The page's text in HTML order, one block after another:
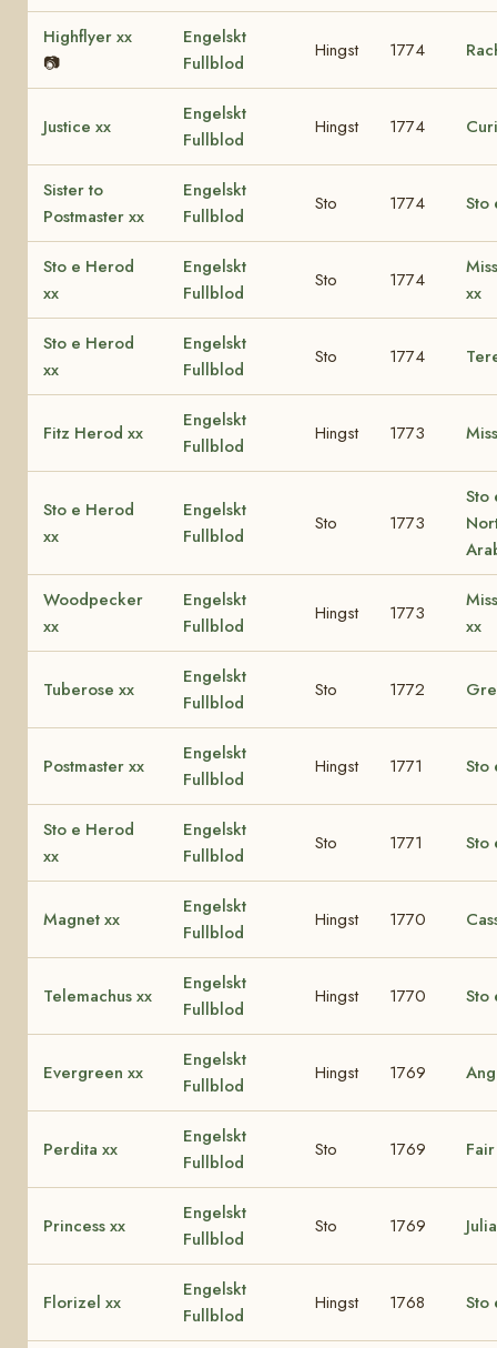
Highflyer xx
📷
Engelskt
Fullblod
Hingst 1774
Justice xx
Engelskt
Fullblod
Hingst 1774
Sister to
Postmaster xx
Engelskt
Fullblod
Sto 1774 Sto
Sto e Herod
xx
Engelskt
Fullblod
Sto 1774
xx
Sto e Herod
xx
Engelskt
Fullblod
Sto 1774
Fitz Herod xx
Engelskt
Fullblod
Hingst 1773
Sto e Herod
xx
Engelskt
Fullblod
Sto 1773
Sto
Woodpecker
xx
Engelskt
Fullblod
Hingst 1773
xx
Tuberose xx
Engelskt
Fullblod
Sto 1772
Postmaster xx
Engelskt
Fullblod
Hingst 1771 Sto
Sto e Herod
xx
Engelskt
Fullblod
Sto 1771 Sto
Magnet xx
Engelskt
Fullblod
Hingst 1770
Telemachus xx
Engelskt
Fullblod
Hingst 1770 Sto
Evergreen xx
Engelskt
Fullblod
Hingst 1769
Perdita xx
Engelskt
Fullblod
Sto 1769
Princess xx
Engelskt
Fullblod
Sto 1769
Florizel xx
Engelskt
Fullblod
Hingst 1768 Sto